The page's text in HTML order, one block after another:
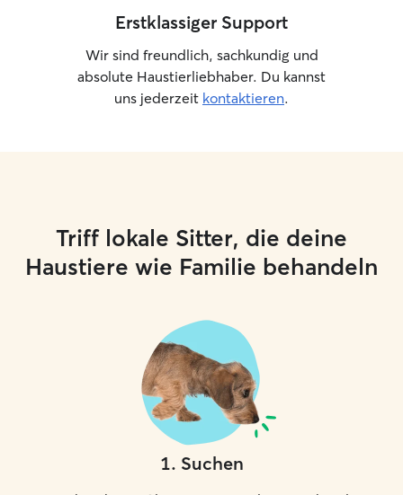
Erstklassiger Support
Wir sind freundlich, sachkundig und
absolute Haustierliebhaber. Du kannst
uns jederzeit kontaktieren.
Triff lokale Sitter, die deine
Haustiere wie Familie behandeln
1. Suchen